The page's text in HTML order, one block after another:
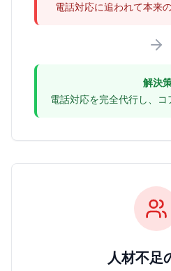
電話対応に追われて本来
解決
電話対応を完全代行し、
人材不足